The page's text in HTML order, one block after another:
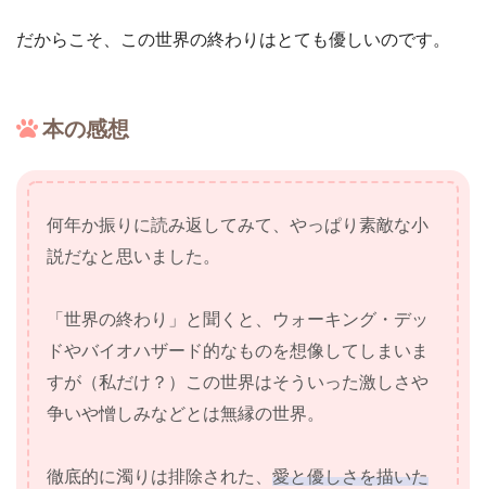
だからこそ、この世界の終わりはとても優しいのです。
本の感想
何年か振りに読み返してみて、やっぱり素敵な小
説だなと思いました。
「世界の終わり」と聞くと、ウォーキング・デッ
ドやバイオハザード的なものを想像してしまいま
すが（私だけ？）この世界はそういった激しさや
争いや憎しみなどとは無縁の世界。
徹底的に濁りは排除された、 愛と優しさを描いた